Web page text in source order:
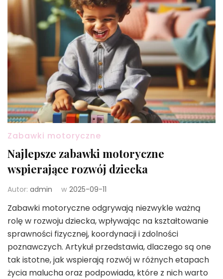
Zabawki motoryczne
Najlepsze zabawki motoryczne
wspierające rozwój dziecka
Autor: admin w 2025-09-11
Zabawki motoryczne odgrywają niezwykle ważną
rolę w rozwoju dziecka, wpływając na kształtowanie
sprawności fizycznej, koordynacji i zdolności
poznawczych. Artykuł przedstawia, dlaczego są one
tak istotne, jak wspierają rozwój w różnych etapach
życia malucha oraz podpowiada, które z nich warto